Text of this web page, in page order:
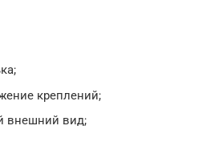
креплений;
внешний вид;